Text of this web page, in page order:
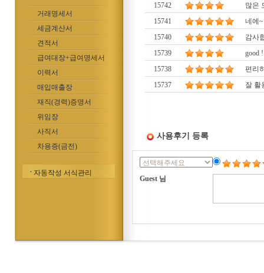
거래명세서
세금계산서
견적서
급여대장+급여명세서
이력서
매입매출장
재직(경력)증명서
위임장
사직서
차용증(금전)
자동작성 서식관리
15742
많은
15741
네에
15740
감사
15739
good !
15738
편리
15737
잘 활
사용후기 등록
Guest 님